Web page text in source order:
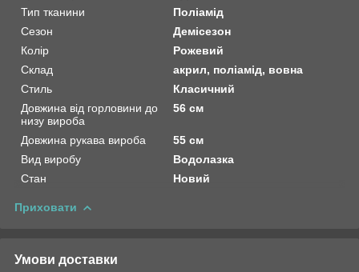
Тип тканини
Поліамід
Сезон
Демісезон
Колір
Рожевий
Склад
акрил, поліамід, вовна
Стиль
Класичний
Довжина від горловини до
низу вироба
56 см
Довжина рукава вироба
55 см
Вид виробу
Водолазка
Стан
Новий
Приховати
Умови доставки